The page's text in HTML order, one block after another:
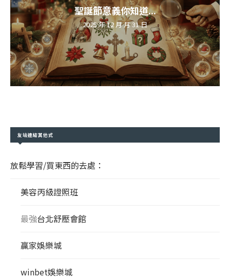
聖誕節意義你知道...
2025 年 12 月 月 31 日
友站連結其他式
放鬆學習/買東西的去處：
美容丙級證照班
最強台北舒壓會館
贏家娛樂城
winbet娛樂城